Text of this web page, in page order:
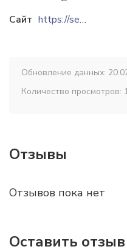
Сайт
https://sellty.ru
Обновление данных:
Количество просмотров:
Отзывы
Отзывов пока нет
Оставить отзыв